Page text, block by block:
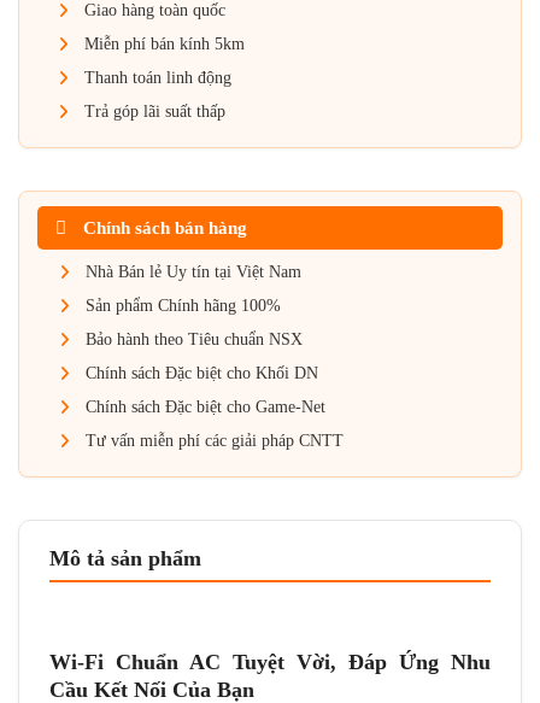
Giao hàng toàn quốc
Miễn phí bán kính 5km
Thanh toán linh động
Trả góp lãi suất thấp
Chính sách bán hàng
Nhà Bán lẻ Uy tín tại Việt Nam
Sản phẩm Chính hãng 100%
Bảo hành theo Tiêu chuẩn NSX
Chính sách Đặc biệt cho Khối DN
Chính sách Đặc biệt cho Game-Net
Tư vấn miễn phí các giải pháp CNTT
Mô tả sản phẩm
Wi-Fi Chuẩn AC Tuyệt Vời, Đáp Ứng Nhu
Cầu Kết Nối Của Bạn